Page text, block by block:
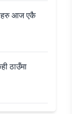
आज एकै
ठाउँमा